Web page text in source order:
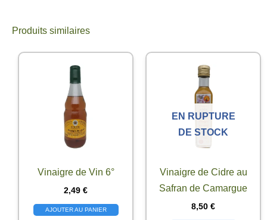
Produits similaires
Vinaigre de Vin 6°
2,49 €
AJOUTER AU PANIER
EN RUPTURE
DE STOCK
Vinaigre de Cidre au
Safran de Camargue
8,50 €